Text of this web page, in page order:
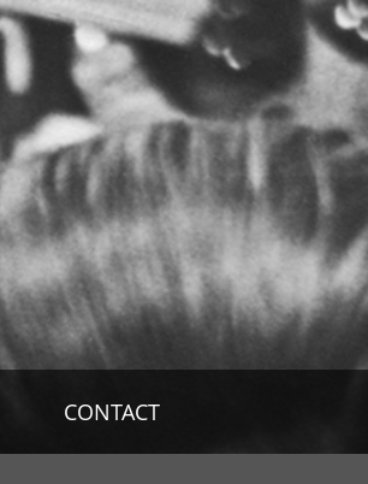
CONTACT